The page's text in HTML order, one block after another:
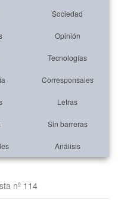
Sociedad
Opinión
Tecnologías
Corresponsales
Letras
Sin barreras
Análisis
nº 114